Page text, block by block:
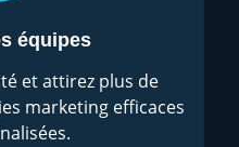
équipes
et attirez plus de
marketing efficaces